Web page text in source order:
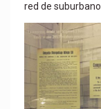
red de suburbano.